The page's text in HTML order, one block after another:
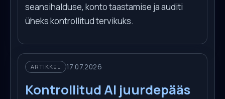
seansihalduse, konto taastamise ja auditi
üheks kontrollitud tervikuks.
ARTIKKEL 17.07.2026
Kontrollitud AI juurdepääs